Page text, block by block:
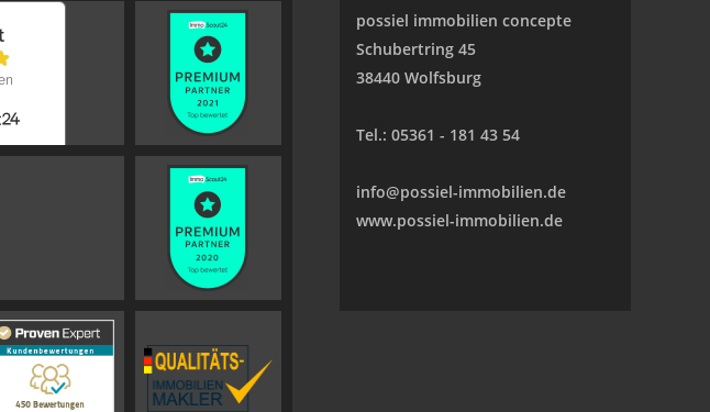
possiel immobilien concepte
Schubertring 45
38440 Wolfsburg
Tel.: 05361 - 181 43 54
info@possiel-immobilien.de
www.possiel-immobilien.de